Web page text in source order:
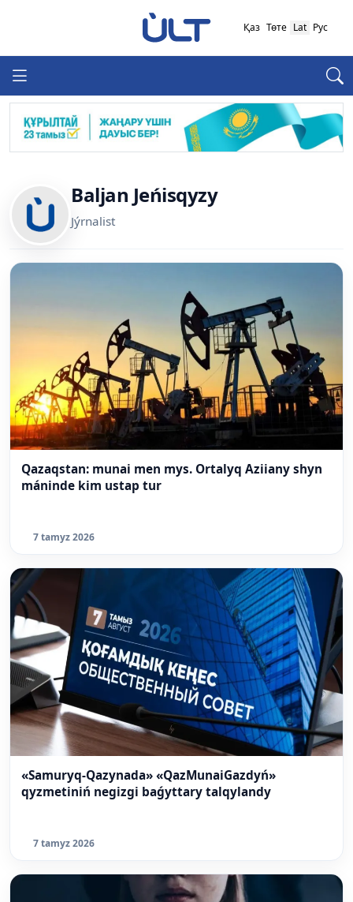
Қаз Төте Lat Рус
Baljan Jeńisqyzy
Jýrnalist
Qazaqstan: munai men mys. Ortalyq Aziiany shyn
máninde kim ustap tur
7 tamyz 2026
«Samuryq-Qazynada» «QazMunaiGazdyń»
qyzmetiniń negizgi baǵyttary talqylandy
7 tamyz 2026